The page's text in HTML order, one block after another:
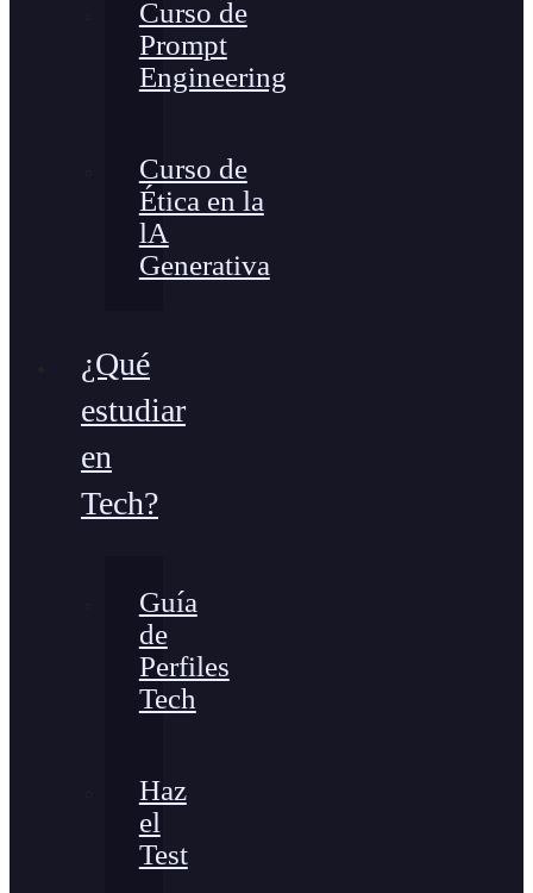
Curso de
Prompt
Engineering
Curso de
Ética en la
lA
Generativa
¿Qué
estudiar
en
Tech?
Guía
de
Perfiles
Tech
Haz
el
Test